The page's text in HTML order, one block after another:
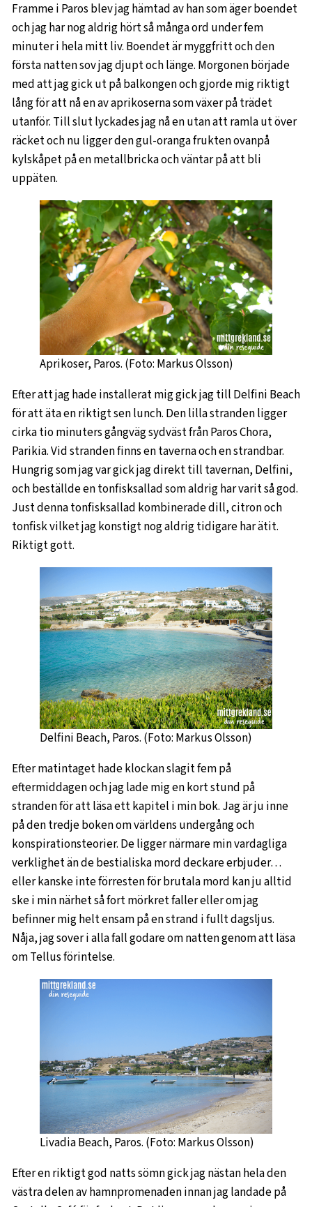
Framme i Paros blev jag hämtad av han som äger boendet
och jag har nog aldrig hört så många ord under fem
minuter i hela mitt liv. Boendet är myggfritt och den
första natten sov jag djupt och länge. Morgonen började
med att jag gick ut på balkongen och gjorde mig riktigt
lång för att nå en av aprikoserna som växer på trädet
utanför. Till slut lyckades jag nå en utan att ramla ut över
räcket och nu ligger den gul-oranga frukten ovanpå
kylskåpet på en metallbricka och väntar på att bli
uppäten.
Aprikoser, Paros. (Foto: Markus Olsson)
Efter att jag hade installerat mig gick jag till Delfini Beach
för att äta en riktigt sen lunch. Den lilla stranden ligger
cirka tio minuters gångväg sydväst från Paros Chora,
Parikia. Vid stranden finns en taverna och en strandbar.
Hungrig som jag var gick jag direkt till tavernan, Delfini,
och beställde en tonfisksallad som aldrig har varit så god.
Just denna tonfisksallad kombinerade dill, citron och
tonfisk vilket jag konstigt nog aldrig tidigare har ätit.
Riktigt gott.
Delfini Beach, Paros. (Foto: Markus Olsson)
Efter matintaget hade klockan slagit fem på
eftermiddagen och jag lade mig en kort stund på
stranden för att läsa ett kapitel i min bok. Jag är ju inne
på den tredje boken om världens undergång och
konspirationsteorier. De ligger närmare min vardagliga
verklighet än de bestialiska mord deckare erbjuder…
eller kanske inte förresten för brutala mord kan ju alltid
ske i min närhet så fort mörkret faller eller om jag
befinner mig helt ensam på en strand i fullt dagsljus.
Nåja, jag sover i alla fall godare om natten genom att läsa
om Tellus förintelse.
Livadia Beach, Paros. (Foto: Markus Olsson)
Efter en riktigt god natts sömn gick jag nästan hela den
västra delen av hamnpromenaden innan jag landade på